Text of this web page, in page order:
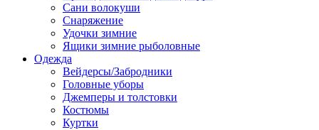
Сани волокуши
Снаряжение
Удочки зимние
Ящики зимние рыболовные
Одежда
Вейдерсы/Забродники
Головные уборы
Джемперы и толстовки
Костюмы
Куртки